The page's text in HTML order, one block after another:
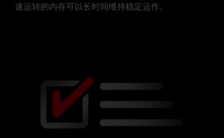
速运转的内存可以长时间维持稳定运作。